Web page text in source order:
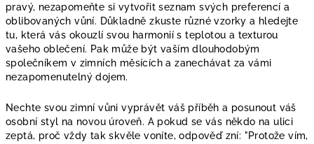
pravý, nezapomeňte si vytvořit seznam svých preferencí a
oblibovaných vůní. Důkladně zkuste různé vzorky a hledejte
tu, která vás okouzlí svou harmonií s teplotou a texturou
vašeho oblečení. Pak může být vaším dlouhodobým
společníkem v zimních měsících a zanechávat za vámi
nezapomenutelný dojem.
Nechte svou zimní vůni vyprávět váš příběh a posunout váš
osobní styl na novou úroveň. A pokud se vás někdo na ulici
zeptá, proč vždy tak skvěle voníte, odpověď zní: "Protože vím,